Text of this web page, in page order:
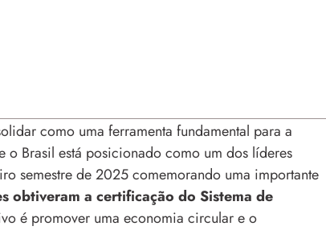
como uma ferramenta fundamental para a
Brasil está posicionado como um dos líderes
semestre de 2025 comemorando uma importante
obtiveram a certificação do Sistema de
é promover uma economia circular e o